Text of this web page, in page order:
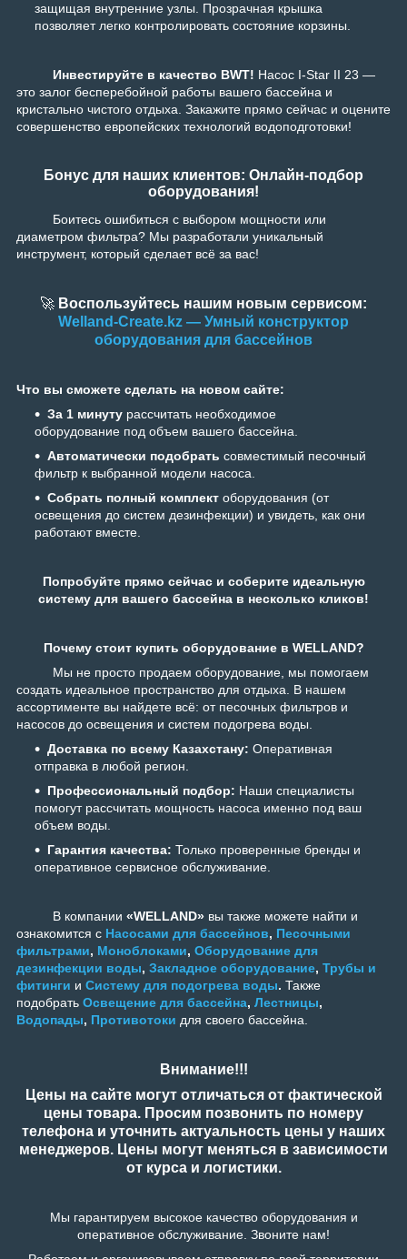
защищая внутренние узлы. Прозрачная крышка
позволяет легко контролировать состояние корзины.
Инвестируйте в качество BWT! Насос I-Star II 23 —
это залог бесперебойной работы вашего бассейна и
кристально чистого отдыха. Закажите прямо сейчас и оцените
совершенство европейских технологий водоподготовки!
Бонус для наших клиентов: Онлайн-подбор
оборудования!
Боитесь ошибиться с выбором мощности или
диаметром фильтра? Мы разработали уникальный
инструмент, который сделает всё за вас!
🚀 Воспользуйтесь нашим новым сервисом:
Welland-Create.kz — Умный конструктор
оборудования для бассейнов
Что вы сможете сделать на новом сайте:
За 1 минуту рассчитать необходимое
оборудование под объем вашего бассейна.
Автоматически подобрать совместимый песочный
фильтр к выбранной модели насоса.
Собрать полный комплект оборудования (от
освещения до систем дезинфекции) и увидеть, как они
работают вместе.
Попробуйте прямо сейчас и соберите идеальную
систему для вашего бассейна в несколько кликов!
Почему стоит купить оборудование в WELLAND?
Мы не просто продаем оборудование, мы помогаем
создать идеальное пространство для отдыха. В нашем
ассортименте вы найдете всё: от песочных фильтров и
насосов до освещения и систем подогрева воды.
Доставка по всему Казахстану: Оперативная
отправка в любой регион.
Профессиональный подбор: Наши специалисты
помогут рассчитать мощность насоса именно под ваш
объем воды.
Гарантия качества: Только проверенные бренды и
оперативное сервисное обслуживание.
В компании «WELLAND» вы также можете найти и
ознакомится с Насосами для бассейнов, Песочными
фильтрами, Моноблоками, Оборудование для
дезинфекции воды, Закладное оборудование, Трубы и
фитинги и Систему для подогрева воды. Также
подобрать Освещение для бассейна, Лестницы,
Водопады, Противотоки для своего бассейна.
Внимание!!!
Цены на сайте могут отличаться от фактической
цены товара. Просим позвонить по номеру
телефона и уточнить актуальность цены у наших
менеджеров. Цены могут меняться в зависимости
от курса и логистики.
Мы гарантируем высокое качество оборудования и
оперативное обслуживание. Звоните нам!